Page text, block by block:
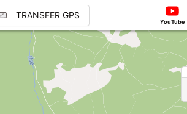
TRANSFER GPS
YouTube